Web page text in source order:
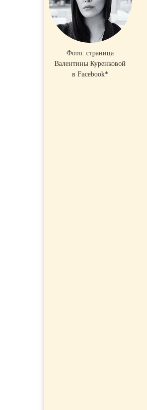
Фото: страница
Валентины Куренковой
в Facebook*